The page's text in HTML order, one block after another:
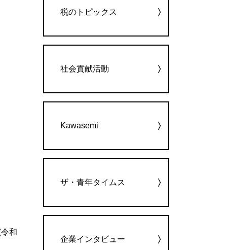
和
税のトピックス
社会貢献活動
Kawasemi
ザ・青年タイムス
企業インタビュー